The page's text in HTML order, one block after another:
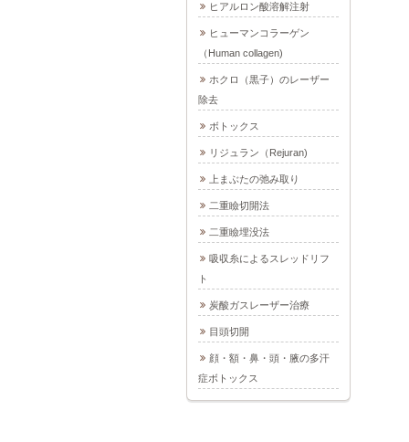
ヒアルロン酸溶解注射
ヒューマンコラーゲン
（Human collagen)
ホクロ（黒子）のレーザー
除去
ボトックス
リジュラン（Rejuran)
上まぶたの弛み取り
二重瞼切開法
二重瞼埋没法
吸収糸によるスレッドリフ
ト
炭酸ガスレーザー治療
目頭切開
顔・額・鼻・頭・腋の多汗
症ボトックス